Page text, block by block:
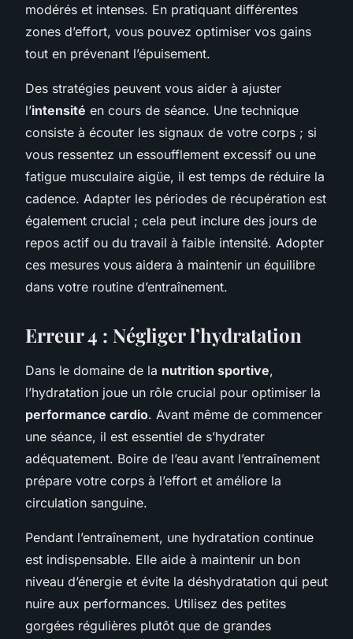
modérés et intenses. En pratiquant différentes
zones d’effort, vous pouvez optimiser vos gains
tout en prévenant l’épuisement.
Des stratégies peuvent vous aider à ajuster
l’intensité en cours de séance. Une technique
consiste à écouter les signaux de votre corps ; si
vous ressentez un essoufflement excessif ou une
fatigue musculaire aigüe, il est temps de réduire la
cadence. Adapter les périodes de récupération est
également crucial ; cela peut inclure des jours de
repos actif ou du travail à faible intensité. Adopter
ces mesures vous aidera à maintenir un équilibre
dans votre routine d’entraînement.
Erreur 4 : Négliger l’hydratation
Dans le domaine de la nutrition sportive,
l’hydratation joue un rôle crucial pour optimiser la
performance cardio. Avant même de commencer
une séance, il est essentiel de s’hydrater
adéquatement. Boire de l’eau avant l’entraînement
prépare votre corps à l’effort et améliore la
circulation sanguine.
Pendant l’entraînement, une hydratation continue
est indispensable. Elle aide à maintenir un bon
niveau d’énergie et évite la déshydratation qui peut
nuire aux performances. Utilisez des petites
gorgées régulières plutôt que de grandes